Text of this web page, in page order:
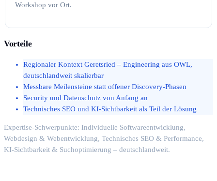
Workshop vor Ort.
Vorteile
Regionaler Kontext Geretsried – Engineering aus OWL,
deutschlandweit skalierbar
Messbare Meilensteine statt offener Discovery-Phasen
Security und Datenschutz von Anfang an
Technisches SEO und KI-Sichtbarkeit als Teil der Lösung
Expertise-Schwerpunkte: Individuelle Softwareentwicklung,
Webdesign & Webentwicklung, Technisches SEO & Performance,
KI-Sichtbarkeit & Suchoptimierung – deutschlandweit.